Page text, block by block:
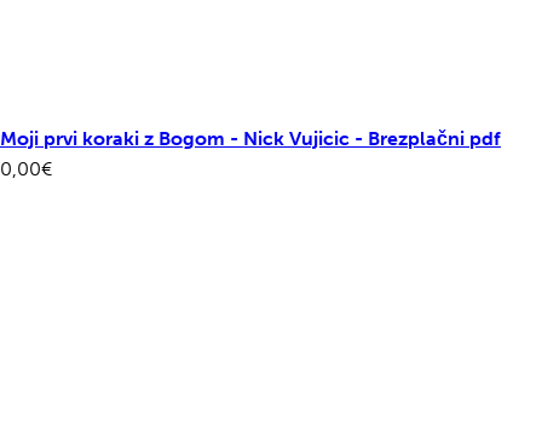
Moji prvi koraki z Bogom - Nick Vujicic - Brezplačni pdf
0,00€